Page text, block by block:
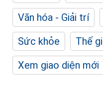
Văn hóa - Giải trí
Sức khỏe
Thế
Xem giao diện mới